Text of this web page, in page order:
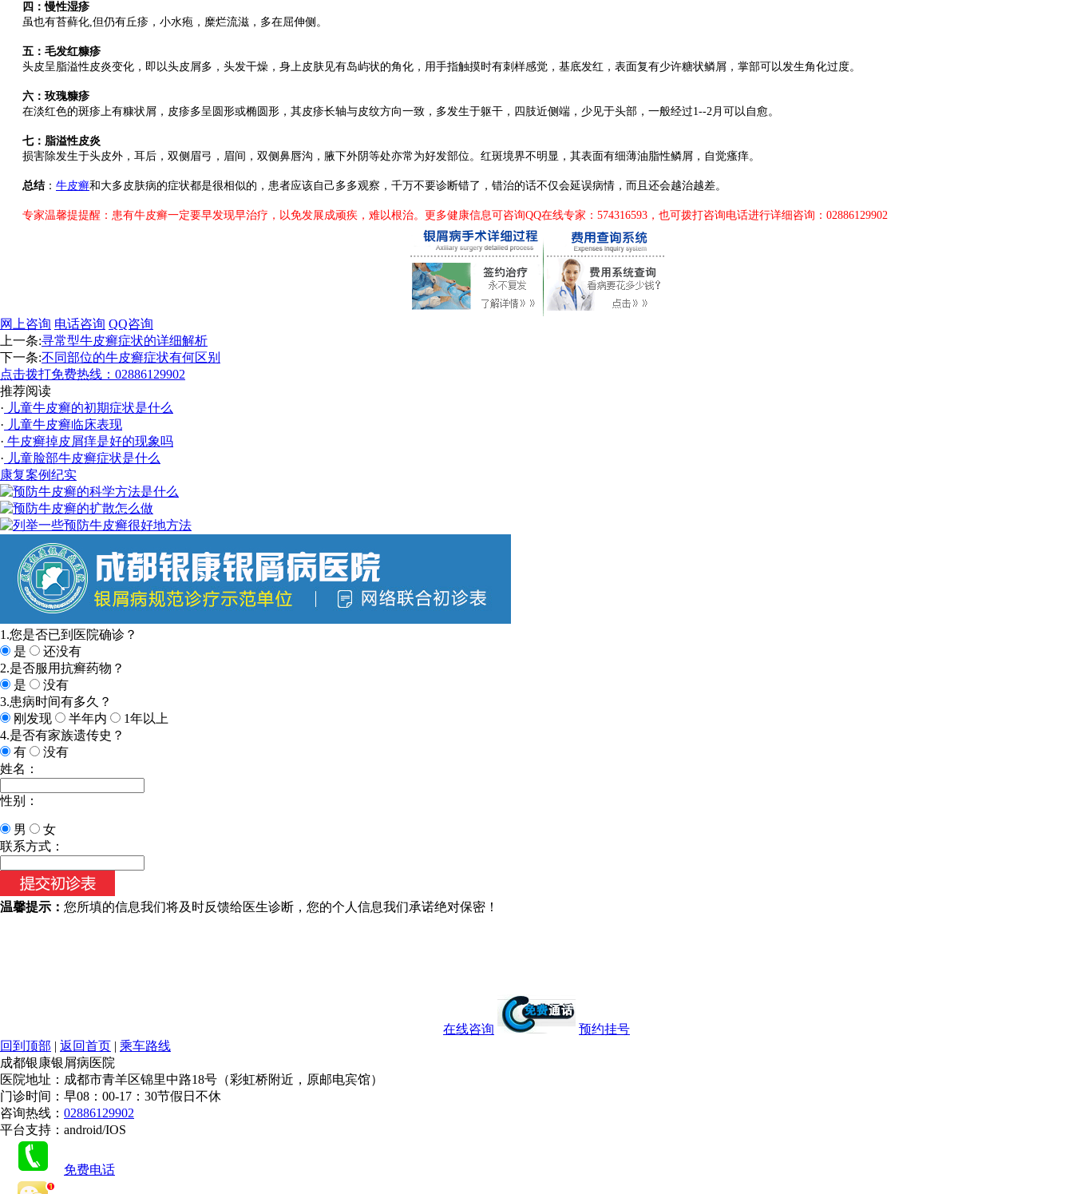
四：慢性湿疹
虽也有苔藓化,但仍有丘疹，小水疱，糜烂流滋，多在屈伸侧。
五：毛发红糠疹
头皮呈脂溢性皮炎变化，即以头皮屑多，头发干燥，身上皮肤见有岛屿状的角化，用手指触摸时有刺样感觉，基底发红，表面复有少许糖状鳞屑，掌部可以发生角化过度。
六：玫瑰糠疹
在淡红色的斑疹上有糠状屑，皮疹多呈圆形或椭圆形，其皮疹长轴与皮纹方向一致，多发生于躯干，四肢近侧端，少见于头部，一般经过1--2月可以自愈。
七：脂溢性皮炎
损害除发生于头皮外，耳后，双侧眉弓，眉间，双侧鼻唇沟，腋下外阴等处亦常为好发部位。红斑境界不明显，其表面有细薄油脂性鳞屑，自觉瘙痒。
总结： 牛皮癣和大多皮肤病的症状都是很相似的，患者应该自己多多观察，千万不要诊断错了，错治的话不仅会延误病情，而且还会越治越差。
专家温馨提提醒：患有牛皮癣一定要早发现早治疗，以免发展成顽疾，难以根治。更多健康信息可咨询QQ在线专家：574316593，也可拨打咨询电话进行详细咨询：02886129902
网上咨询 电话咨询 QQ咨询
上一条:寻常型牛皮癣症状的详细解析
下一条:不同部位的牛皮癣症状有何区别
点击拨打免费热线：02886129902
推荐阅读
· 儿童牛皮癣的初期症状是什么
· 儿童牛皮癣临床表现
· 牛皮癣掉皮屑痒是好的现象吗
· 儿童脸部牛皮癣症状是什么
康复案例纪实
1.您是否已到医院确诊？
是
还没有
2.是否服用抗癣药物？
是
没有
3.患病时间有多久？
刚发现
半年内
1年以上
4.是否有家族遗传史？
有
没有
姓名：
性别：
男
女
今天日期：
联系方式：
温馨提示： 您所填的信息我们将及时反馈给医生诊断，您的个人信息我们承诺绝对保密！
在线咨询
预约挂号
回到顶部 | 返回首页 | 乘车路线
成都银康银屑病医院
医院地址：成都市青羊区锦里中路18号（彩虹桥附近，原邮电宾馆）
门诊时间：早08：00-17：30节假日不休
咨询热线： 02886129902
平台支持：android/IOS
免费电话